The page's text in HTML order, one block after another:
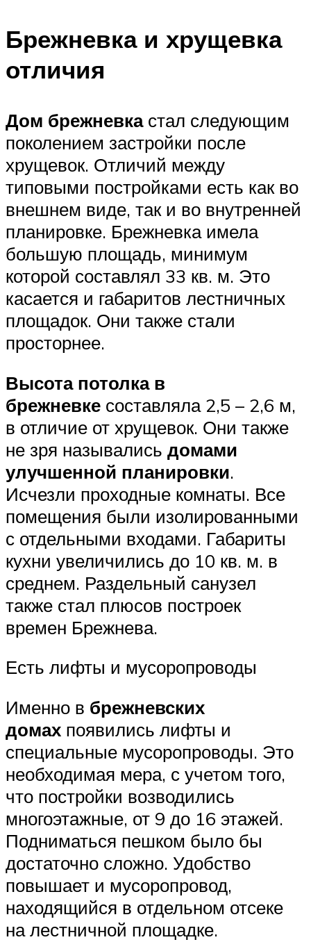
Брежневка и хрущевка
отличия
Дом брежневкастал следующим
поколением застройки после
хрущевок. Отличий между
типовыми постройками есть как во
внешнем виде, так и во внутренней
планировке. Брежневка имела
большую площадь, минимум
которой составлял 33 кв. м. Это
касается и габаритов лестничных
площадок. Они также стали
просторнее.
Высота потолка в
брежневке составляла 2,5 – 2,6 м,
в отличие от хрущевок. Они также
не зря назывались домами
улучшенной планировки.
Исчезли проходные комнаты. Все
помещения были изолированными
с отдельными входами. Габариты
кухни увеличились до 10 кв. м. в
среднем. Раздельный санузел
также стал плюсов построек
времен Брежнева.
Есть лифты и мусоропроводы
Именно в брежневских
домах появились лифты и
специальные мусоропроводы. Это
необходимая мера, с учетом того,
что постройки возводились
многоэтажные, от 9 до 16 этажей.
Подниматься пешком было бы
достаточно сложно. Удобство
повышает и мусоропровод,
находящийся в отдельном отсеке
на лестничной площадке.